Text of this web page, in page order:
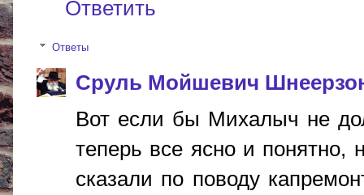
Ответить
Ответы
Сруль Мойшевич
Вот если бы Михалыч не
теперь все ясно и понятно,
сказали по поводу